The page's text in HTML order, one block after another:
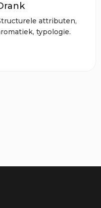
attributen,
typologie.